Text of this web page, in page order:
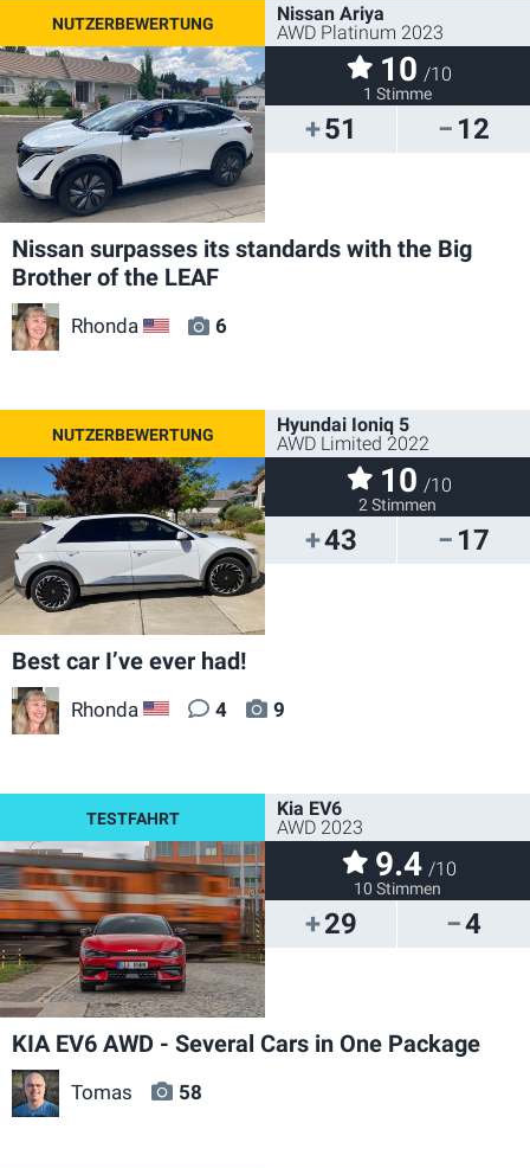
51 12
Nissan Ariya
AWD Platinum 2023
10 /10
1 Stimme
Nissan surpasses its standards with the Big
Brother of the LEAF
Rhonda US 6
43 17
Hyundai Ioniq 5
AWD Limited 2022
10 /10
2 Stimmen
Best car I’ve ever had!
Rhonda US 4 9
29 4
Kia EV6
AWD 2023
9.4 /10
10 Stimmen
KIA EV6 AWD - Several Cars in One Package
Tomas 58